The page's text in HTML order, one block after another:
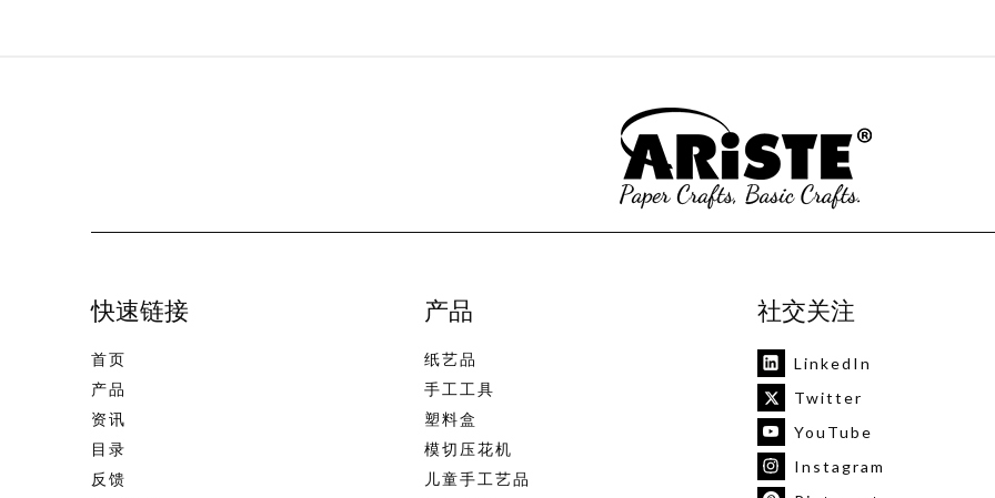
快速链接
首页
产品
资讯
目录
反馈
产品
纸艺品
手工工具
塑料盒
模切压花机
儿童手工艺品
社交关注
LinkedIn
Twitter
YouTube
Instagram